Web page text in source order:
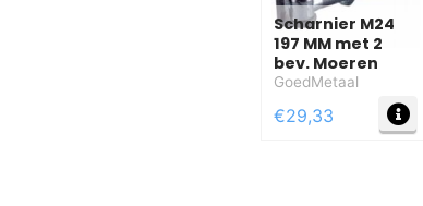
Scharnier M24
197 MM met 2
bev. Moeren
GoedMetaal
€29,33